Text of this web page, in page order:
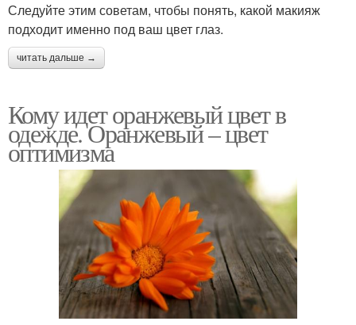
Следуйте этим советам, чтобы понять, какой макияж
подходит именно под ваш цвет глаз.
читать дальше →
Кому идет оранжевый цвет в
одежде. Оранжевый – цвет
оптимизма